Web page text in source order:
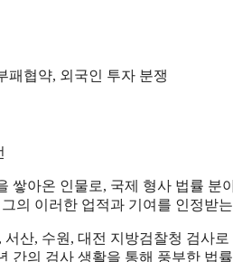
패협약, 외국인 투자 분쟁
쌓아온 인물로, 국제 형사 법률 분
의 이러한 업적과 기여를 인정받
산, 수원, 대전 지방검찰청 검사
간의 검사 생활을 통해 풍부한 법